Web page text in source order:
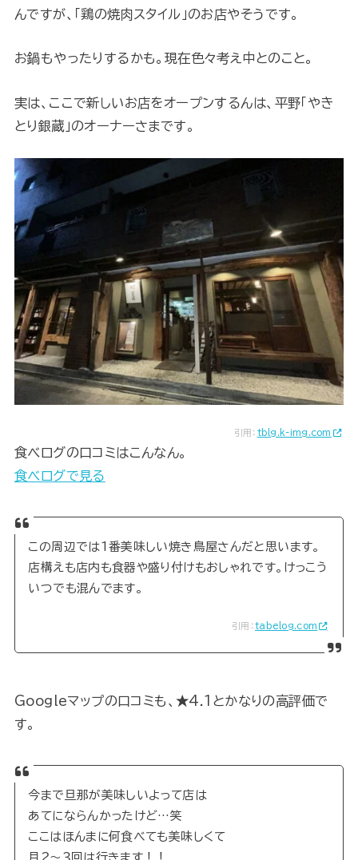
んですが、「鶏の焼肉スタイル」のお店やそうです。
お鍋もやったりするかも。現在色々考え中とのこと。
実は、ここで新しいお店をオープンするんは、平野「やき
とり銀蔵」のオーナーさまです。
引用： tblg.k-img.com
食べログの口コミはこんなん。
食べログで見る
この周辺では1番美味しい焼き鳥屋さんだと思います。
店構えも店内も食器や盛り付けもおしゃれです。けっこう
いつでも混んでます。
引用：tabelog.com
Googleマップの口コミも、★4.1とかなりの高評価で
す。
今まで旦那が美味しいよって店は
あてにならんかったけど…笑
ここはほんまに何食べても美味しくて
月２〜３回は行きます！！